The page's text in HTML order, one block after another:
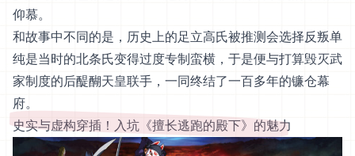
仰慕。
和故事中不同的是，历史上的足立高氏被推测会选择反叛单
纯是当时的北条氏变得过度专制蛮横，于是便与打算毁灭武
家制度的后醍醐天皇联手，一同终结了一百多年的镰仓幕
府。
史实与虚构穿插！入坑《擅长逃跑的殿下》的魅力